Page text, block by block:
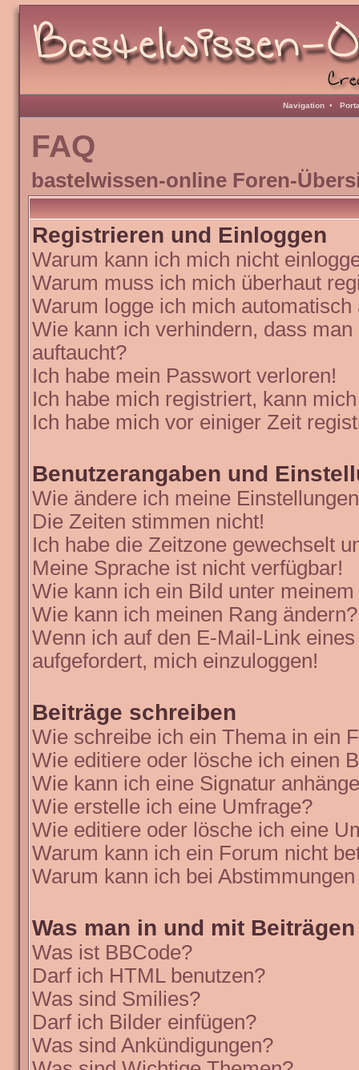
Navigation •
FAQ
bastelwissen-online Foren-
Registrieren und Einloggen
Warum kann ich mich nicht
Warum muss ich mich überhaut
Warum logge ich mich automatisch
Wie kann ich verhindern, dass
auftaucht?
Ich habe mein Passwort verloren!
Ich habe mich registriert, kann
Ich habe mich vor einiger Zeit
Benutzerangaben und
Wie ändere ich meine
Die Zeiten stimmen nicht!
Ich habe die Zeitzone gewechselt
Meine Sprache ist nicht verfügbar!
Wie kann ich ein Bild unter
Wie kann ich meinen Rang ändern?
Wenn ich auf den E-Mail-Link
aufgefordert, mich einzuloggen!
Beiträge schreiben
Wie schreibe ich ein Thema in ein
Wie editiere oder lösche ich einen
Wie kann ich eine Signatur
Wie erstelle ich eine Umfrage?
Wie editiere oder lösche ich eine
Warum kann ich ein Forum nicht
Warum kann ich bei
Was man in und mit
Was ist BBCode?
Darf ich HTML benutzen?
Was sind Smilies?
Darf ich Bilder einfügen?
Was sind Ankündigungen?